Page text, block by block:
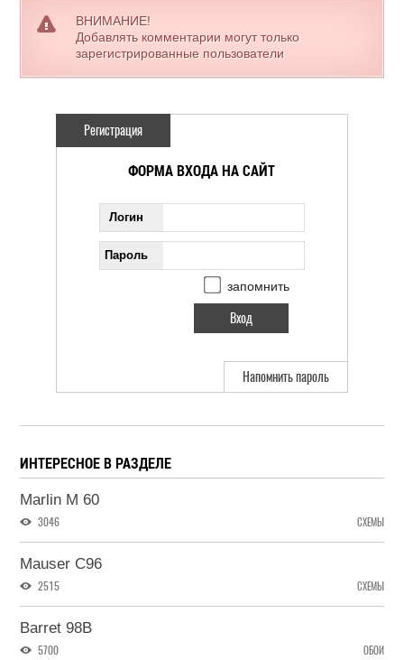
ВНИМАНИЕ!
Добавлять комментарии могут только
зарегистрированные пользователи
Регистрация
ФОРМА ВХОДА НА САЙТ
Логин
Пароль
запомнить
Напомнить пароль
ИНТЕРЕСНОЕ В РАЗДЕЛЕ
Marlin M 60
3046 СХЕМЫ
Mauser C96
2515 СХЕМЫ
Barret 98B
5700 ОБОИ